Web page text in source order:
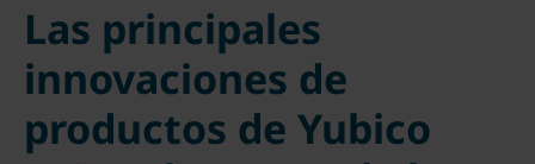
Las principales
innovaciones de
productos de Yubico